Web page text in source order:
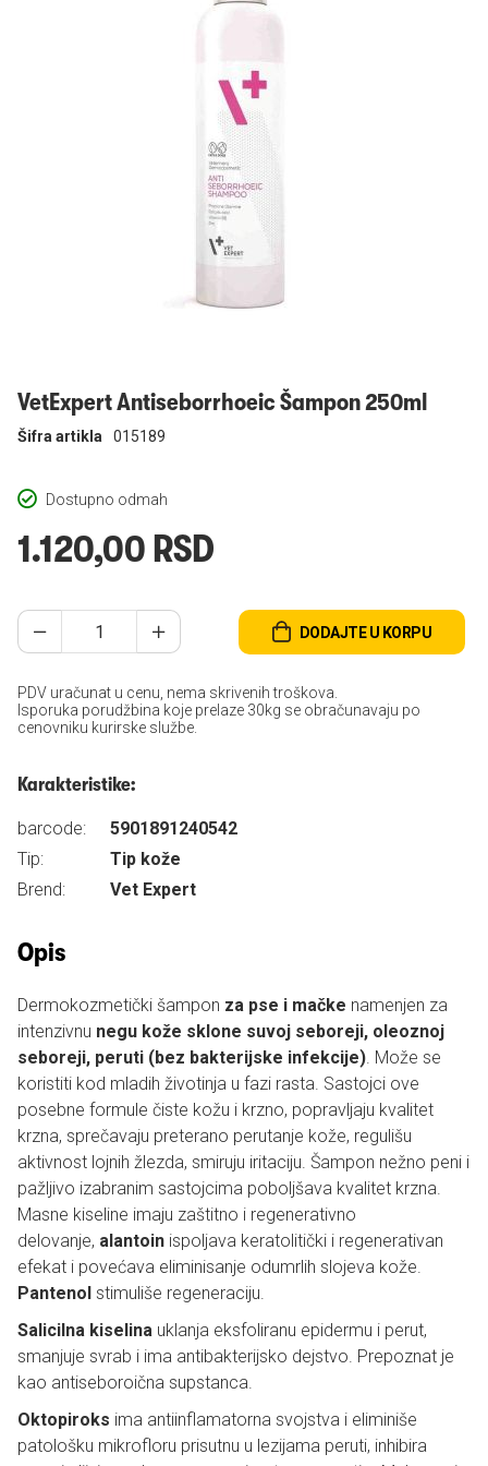
VetExpert Antiseborrhoeic Šampon 250ml
Dostupno odmah
Šifra artikla 015189
1.120,00 RSD
DODAJTE U KORPU
PDV uračunat u cenu, nema skrivenih troškova.
Isporuka porudžbina koje prelaze 30kg se obračunavaju po
cenovniku kurirske službe.
Karakteristike:
barcode:
5901891240542
Tip:
Tip kože
Brend:
Vet Expert
Opis
Dermokozmetički šampon za pse i mačke namenjen za
intenzivnu negu kože sklone suvoj seboreji, oleoznoj
seboreji, peruti (bez bakterijske infekcije). Može se
koristiti kod mladih životinja u fazi rasta. Sastojci ove
posebne formule čiste kožu i krzno, popravljaju kvalitet
krzna, sprečavaju preterano perutanje kože, regulišu
aktivnost lojnih žlezda, smiruju iritaciju. Šampon nežno peni i
pažljivo izabranim sastojcima poboljšava kvalitet krzna.
Masne kiseline imaju zaštitno i regenerativno
delovanje, alantoin ispoljava keratolitički i regenerativan
efekat i povećava eliminisanje odumrlih slojeva kože.
Pantenol stimuliše regeneraciju.
Salicilna kiselina uklanja eksfoliranu epidermu i perut,
smanjuje svrab i ima antibakterijsko dejstvo. Prepoznat je
kao antiseboroična supstanca.
Oktopiroks ima antiinflamatorna svojstva i eliminiše
patološku mikrofloru prisutnu u lezijama peruti, inhibira